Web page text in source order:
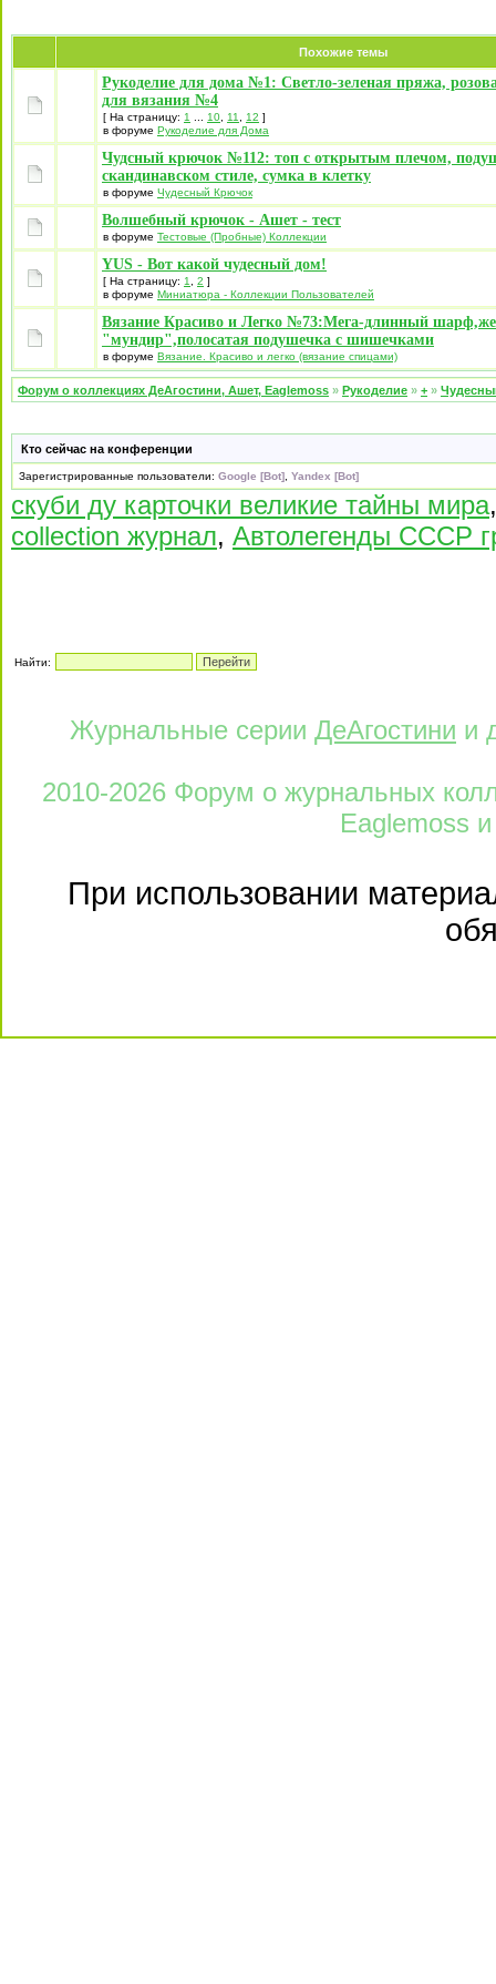
Похожие темы
Рукоделие для дома №1: Светло-зеленая пряжа,
для вязания №4
[ На страницу: 1 10 11 12 ]
в форуме Рукоделие для Дома
Чудсный крючок №112: топ с открытым плечом,
скандинавском стиле, сумка в клетку
в форуме Чудесный Крючок
Волшебный крючок - Ашет - тест
в форуме Тестовые (Пробные) Коллекции
YUS - Вот какой чудесный дом!
[ На страницу: 1 2 ]
в форуме Миниатюра - Коллекции Пользователей
Вязание Красиво и Легко №73:Мега-длинный
"мундир",полосатая подушечка с шишечками
в форуме Вязание. Красиво и легко (вязание спицами)
Форум о коллекциях ДеАгостини, Ашет, Eaglemoss » Рукоделие » + »
Кто сейчас на конференции
Зарегистрированные пользователи: Google [Bot] Yandex [Bot]
скуби ду карточки великие тайны мира
collection журнал, Автолегенды СССР
Найти:
Журнальные серии ДеАгостини и
2010-2026 Форум о журнальных
Eaglemoss и
При использовании